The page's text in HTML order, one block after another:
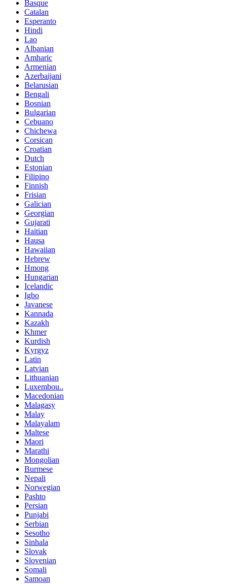
Basque
Catalan
Esperanto
Hindi
Lao
Albanian
Amharic
Armenian
Azerbaijani
Belarusian
Bengali
Bosnian
Bulgarian
Cebuano
Chichewa
Corsican
Croatian
Dutch
Estonian
Filipino
Finnish
Frisian
Galician
Georgian
Gujarati
Haitian
Hausa
Hawaiian
Hebrew
Hmong
Hungarian
Icelandic
Igbo
Javanese
Kannada
Kazakh
Khmer
Kurdish
Kyrgyz
Latin
Latvian
Lithuanian
Luxembou..
Macedonian
Malagasy
Malay
Malayalam
Maltese
Maori
Marathi
Mongolian
Burmese
Nepali
Norwegian
Pashto
Persian
Punjabi
Serbian
Sesotho
Sinhala
Slovak
Slovenian
Somali
Samoan